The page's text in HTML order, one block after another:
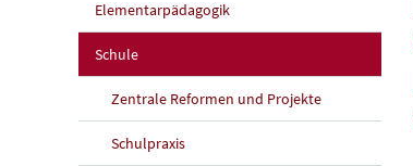
Elementarpädagogik
Schule
Zentrale Reformen und Projekte
Schulpraxis